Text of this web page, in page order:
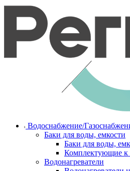
Водоснабжение/
Баки для воды, емкости
Баки для воды,
Комплектующие к
Водонагреватели